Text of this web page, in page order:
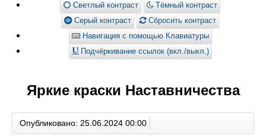
Светлый контраст
Тёмный контраст
Серый контраст
Сбросить контраст
Навигация с помощью Клавиатуры
Подчёркивание ссылок (вкл./выкл.)
Яркие краски Наставничества
Опубликовано: 25.06.2024 00:00